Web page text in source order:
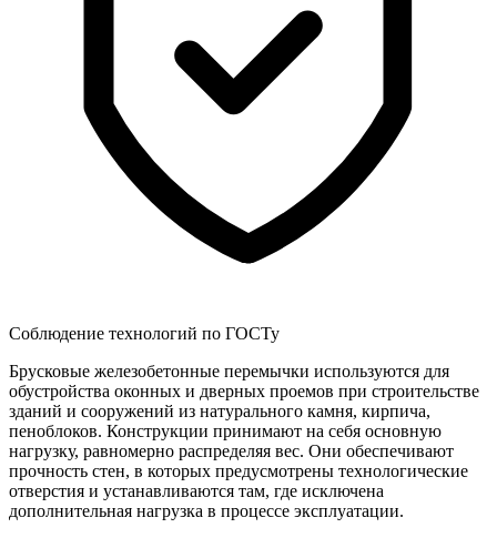
Соблюдение технологий по ГОСТу
Брусковые железобетонные перемычки используются для
обустройства оконных и дверных проемов при строительстве
зданий и сооружений из натурального камня, кирпича,
пеноблоков. Конструкции принимают на себя основную
нагрузку, равномерно распределяя вес. Они обеспечивают
прочность стен, в которых предусмотрены технологические
отверстия и устанавливаются там, где исключена
дополнительная нагрузка в процессе эксплуатации.